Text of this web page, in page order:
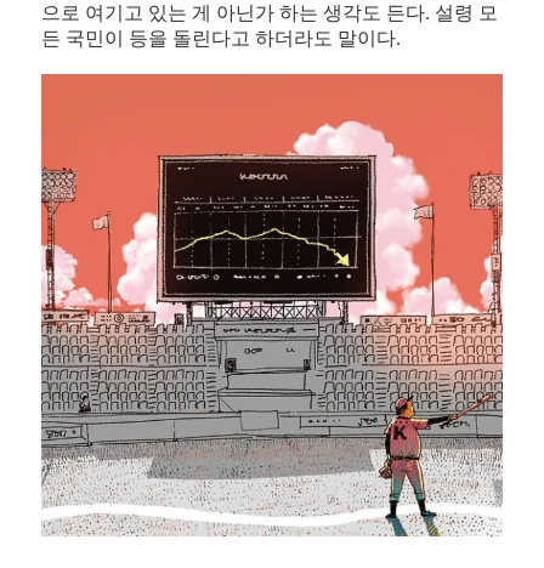
으로 여기고 있는 게 아닌가 하는 생각도 든다. 설령 모
든 국민이 등을 돌린다고 하더라도 말이다.